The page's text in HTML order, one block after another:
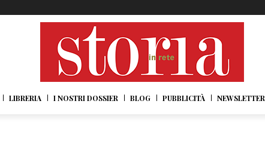
LIBRERIA I NOSTRI DOSSIER BLOG PUBBLICITÀ NEWSLETTER